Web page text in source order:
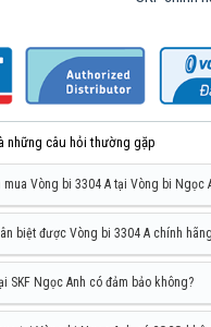
3304 A tại các Đại lý uỷ quyền
bạc đạn SKF 3304 A
Anh là đại lý ủy quyền SKF
phân phối các sản phẩm SKF
hàng toàn quốc.
những câu hỏi thường gặp
Vòng bi 3304 A tại Vòng bi Ngọc
biệt được Vòng bi 3304 A chính
SKF Ngọc Anh có đảm bảo không?